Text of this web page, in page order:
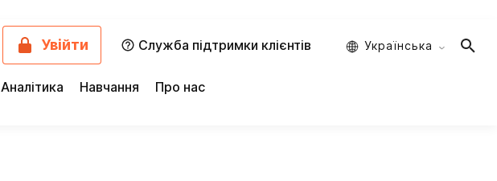
Увійти Служба підтримки клієнтів Украïнська
Аналітика Навчання Про нас